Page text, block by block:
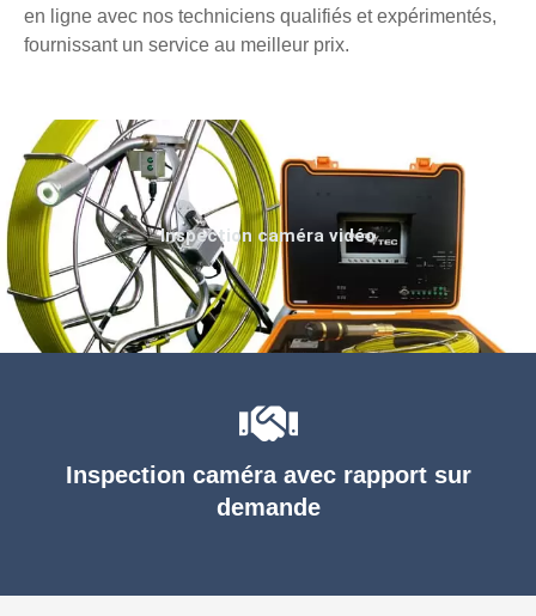
en ligne avec nos techniciens qualifiés et expérimentés,
fournissant un service au meilleur prix.
Inspection caméra avec rapport sur
demande
Inspection caméra vidéo